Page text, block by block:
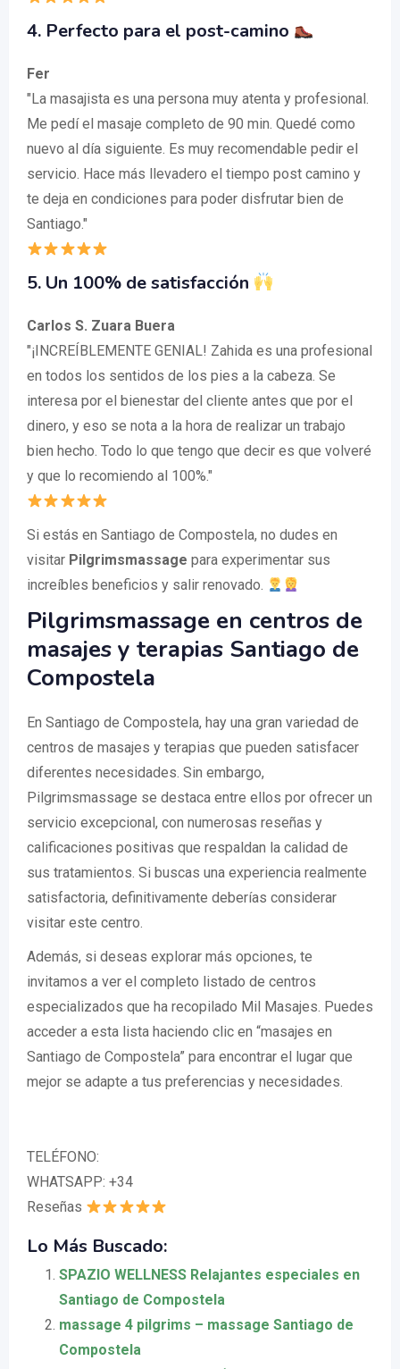
4. Perfecto para el post-camino
Fer
"La masajista es una persona muy atenta y profesional.
Me pedí el masaje completo de 90 min. Quedé como
nuevo al día siguiente. Es muy recomendable pedir el
servicio. Hace más llevadero el tiempo post camino y
te deja en condiciones para poder disfrutar bien de
Santiago."
5. Un 100% de satisfacción
Carlos S. Zuara Buera
"¡INCREÍBLEMENTE GENIAL! Zahida es una profesional
en todos los sentidos de los pies a la cabeza. Se
interesa por el bienestar del cliente antes que por el
dinero, y eso se nota a la hora de realizar un trabajo
bien hecho. Todo lo que tengo que decir es que volveré
y que lo recomiendo al 100%."
Si estás en Santiago de Compostela, no dudes en
visitar Pilgrimsmassage para experimentar sus
increíbles beneficios y salir renovado.
Pilgrimsmassage en centros de
masajes y terapias Santiago de
Compostela
En Santiago de Compostela, hay una gran variedad de
centros de masajes y terapias que pueden satisfacer
diferentes necesidades. Sin embargo,
Pilgrimsmassage se destaca entre ellos por ofrecer un
servicio excepcional, con numerosas reseñas y
calificaciones positivas que respaldan la calidad de
sus tratamientos. Si buscas una experiencia realmente
satisfactoria, definitivamente deberías considerar
visitar este centro.
Además, si deseas explorar más opciones, te
invitamos a ver el completo listado de centros
especializados que ha recopilado Mil Masajes. Puedes
acceder a esta lista haciendo clic en “masajes en
Santiago de Compostela” para encontrar el lugar que
mejor se adapte a tus preferencias y necesidades.
TELÉFONO:
WHATSAPP: +34
Reseñas
Lo Más Buscado:
SPAZIO WELLNESS Relajantes especiales en
Santiago de Compostela
massage 4 pilgrims – massage Santiago de
Compostela